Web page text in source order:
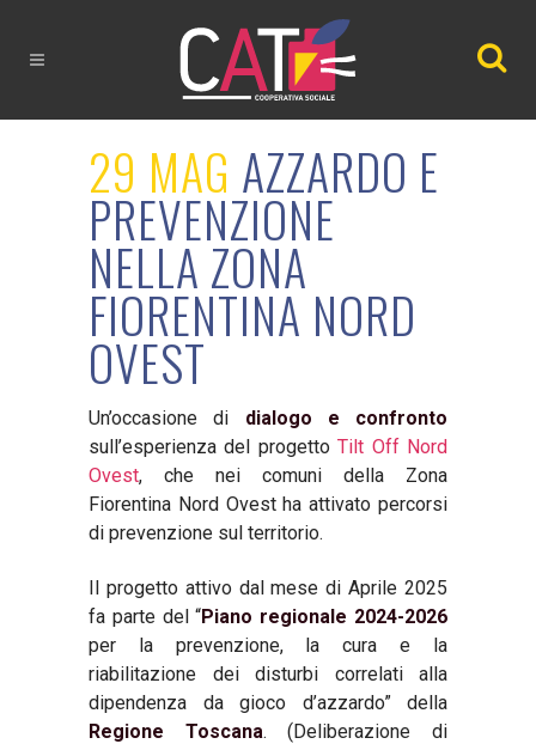
29 MAG AZZARDO E
PREVENZIONE
NELLA ZONA
FIORENTINA NORD
OVEST
Un’occasione di dialogo e confronto
sull’esperienza del progettoTilt Off Nord
Ovest, che nei comuni della Zona
Fiorentina Nord Ovest ha attivato percorsi
di prevenzione sul territorio.
Il progetto attivo dal mese di Aprile 2025
fa parte del “Piano regionale 2024-2026
per la prevenzione, la cura e la
riabilitazione dei disturbi correlati alla
dipendenza da gioco d’azzardo” della
Regione Toscana. (Deliberazione di